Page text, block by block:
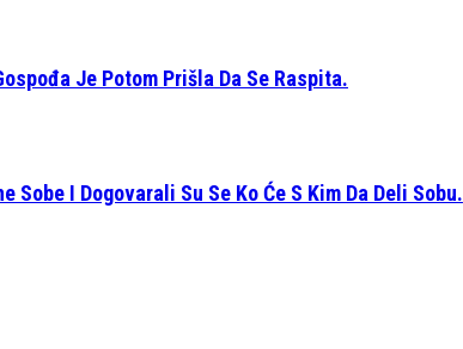
Je Potom Prišla Da Se Raspita.
I Dogovarali Su Se Ko Će S Kim Da Deli Sobu.